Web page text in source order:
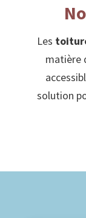
Les
matière
solution